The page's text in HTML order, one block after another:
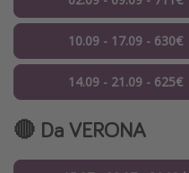
10.09 - 17.09 - 630€
14.09 - 21.09 - 625€
🔴 Da VERONA